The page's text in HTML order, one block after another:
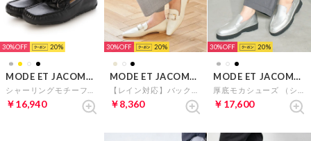
30% 20
MODE ET JACOMO D'ICI
￥16,940
30% 20
MODE ET JACOMO carino
￥8,360
30% 20
MODE ET JACOMO D'ICI
￥17,600